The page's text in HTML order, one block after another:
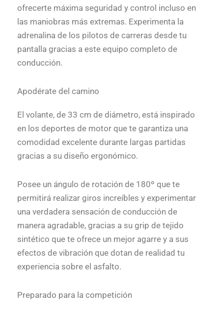
ofrecerte máxima seguridad y control incluso en
las maniobras más extremas. Experimenta la
adrenalina de los pilotos de carreras desde tu
pantalla gracias a este equipo completo de
conducción.
Apodérate del camino
El volante, de 33 cm de diámetro, está inspirado
en los deportes de motor que te garantiza una
comodidad excelente durante largas partidas
gracias a su diseño ergonómico.
Posee un ángulo de rotación de 180º que te
permitirá realizar giros increíbles y experimentar
una verdadera sensación de conducción de
manera agradable, gracias a su grip de tejido
sintético que te ofrece un mejor agarre y a sus
efectos de vibración que dotan de realidad tu
experiencia sobre el asfalto.
Preparado para la competición